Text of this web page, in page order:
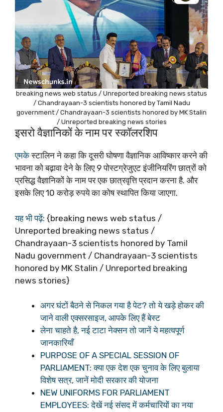
breaking news web status / Unreported breaking news status
/ Chandrayaan-3 scientists honored by Tamil Nadu
government / Chandrayaan-3 scientists honored by MK Stalin
/ Unreported breaking news stories
इसरो वैज्ञानिकों के नाम पर स्कॉलरशिप
एमकेस्टालिन ने कहा कि दूसरी घोषणा वैज्ञानिक आविष्कार करने की
भावना को बढ़ावा देने के लिए 9 पोस्टग्रेजुएट इंजीनियरिंग छात्रों को
प्रसिद्ध वैज्ञानिकों के नाम पर एक छात्रवृत्ति प्रदान करना है. और
इसके लिए 10 करोड़ रुपये का कोष स्थापित किया जाएगा.
यह भी पढ़ें: {breaking news web status /
Unreported breaking news status /
Chandrayaan-3 scientists honored by Tamil
Nadu government / Chandrayaan-3 scientists
honored by MK Stalin / Unreported breaking
news stories}
अगर घंटों बैठने से निकल गया है पेट? तो ये खड़े होकर की
जाने वाली एक्सरसाइज, आपके लिए हैं बेस्ट
लेना चाहते है, नई टाटा नेक्सन तो जानें ये महत्वपूर्ण
जानकारियाँ
PURPOSE OF A SPECIAL SESSION OF
PARLIAMENT: क्या एक देश एक चुनाव के लिए बुलाया
विशेष सत्र, जानें मोदी सरकार की योजना
NEW UNIFORMS FOR PARLIAMENT
EMPLOYEES: देखें नई संसद में कर्मचारियों का नया